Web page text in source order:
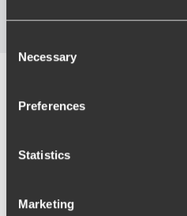
Selection
Necessary
Preferences
Statistics
Marketing